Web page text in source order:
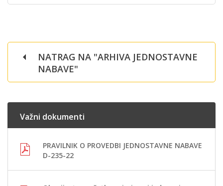
NATRAG NA "ARHIVA JEDNOSTAVNE
NABAVE"
Važni dokumenti
PRAVILNIK O PROVEDBI JEDNOSTAVNE NABAVE
D-235-22